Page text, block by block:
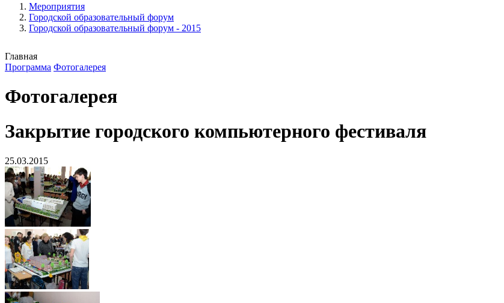
Мероприятия
Городской образовательный форум
Городской образовательный форум - 2015
Главная
Программа Фотогалерея
Фотогалерея
Закрытие городского компьютерного фестиваля
25.03.2015